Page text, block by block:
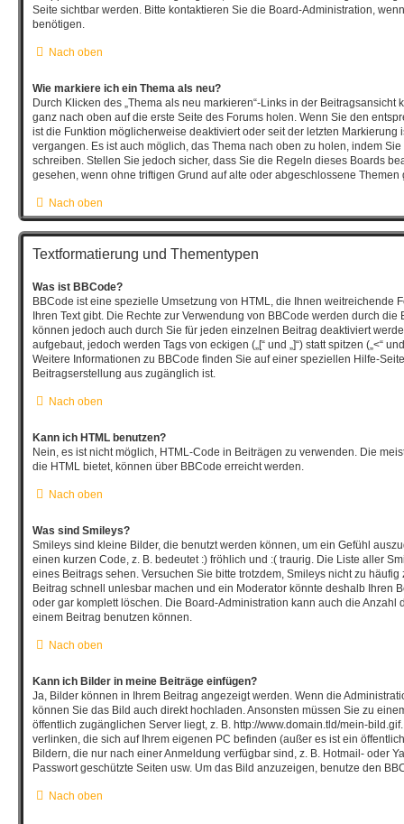
Seite sichtbar werden. Bitte kontaktieren Sie die Board-Administration,
benötigen.
Nach oben
Wie markiere ich ein Thema als neu?
Durch Klicken des „Thema als neu markieren“-Links in der Beitragsansicht
ganz nach oben auf die erste Seite des Forums holen. Wenn Sie den
ist die Funktion möglicherweise deaktiviert oder seit der letzten Markierung
vergangen. Es ist auch möglich, das Thema nach oben zu holen, indem
schreiben. Stellen Sie jedoch sicher, dass Sie die Regeln dieses Boards
gesehen, wenn ohne triftigen Grund auf alte oder abgeschlossene Themen
Nach oben
Textformatierung und Thementypen
Was ist BBCode?
BBCode ist eine spezielle Umsetzung von HTML, die Ihnen weitreichende
Ihren Text gibt. Die Rechte zur Verwendung von BBCode werden durch
können jedoch auch durch Sie für jeden einzelnen Beitrag deaktiviert
aufgebaut, jedoch werden Tags von eckigen („[“ und „]“) statt spitzen („<“
Weitere Informationen zu BBCode finden Sie auf einer speziellen Hilfe-
Beitragserstellung aus zugänglich ist.
Nach oben
Kann ich HTML benutzen?
Nein, es ist nicht möglich, HTML-Code in Beiträgen zu verwenden. Die
die HTML bietet, können über BBCode erreicht werden.
Nach oben
Was sind Smileys?
Smileys sind kleine Bilder, die benutzt werden können, um ein Gefühl
einen kurzen Code, z. B. bedeutet :) fröhlich und :( traurig. Die Liste aller
eines Beitrags sehen. Versuchen Sie bitte trotzdem, Smileys nicht zu
Beitrag schnell unlesbar machen und ein Moderator könnte deshalb Ihren
oder gar komplett löschen. Die Board-Administration kann auch die Anzahl
einem Beitrag benutzen können.
Nach oben
Kann ich Bilder in meine Beiträge einfügen?
Ja, Bilder können in Ihrem Beitrag angezeigt werden. Wenn die
können Sie das Bild auch direkt hochladen. Ansonsten müssen Sie zu
öffentlich zugänglichen Server liegt, z. B. http://www.domain.tld/mein-
verlinken, die sich auf Ihrem eigenen PC befinden (außer es ist ein
Bildern, die nur nach einer Anmeldung verfügbar sind, z. B. Hotmail- oder
Passwort geschützte Seiten usw. Um das Bild anzuzeigen, benutze den
Nach oben